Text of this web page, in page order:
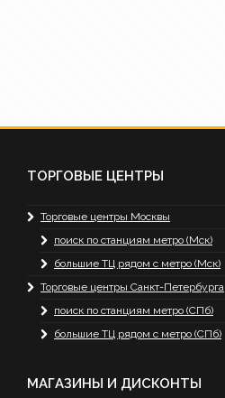
ТОРГОВЫЕ ЦЕНТРЫ
Торговые центры Москвы
поиск по станциям метро (Мск)
большие ТЦ рядом с метро (Мск)
Торговые центры Санкт-Петербурга
поиск по станциям метро (СПб)
большие ТЦ рядом с метро (СПб)
МАГАЗИНЫ И ДИСКОНТЫ